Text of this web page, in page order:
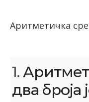
Аритметичка
1.
два броја